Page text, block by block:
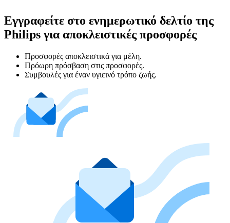
Εγγραφείτε στο ενημερωτικό δελτίο της
Philips για αποκλειστικές προσφορές
Προσφορές αποκλειστικά για μέλη.
Πρόωρη πρόσβαση στις προσφορές.
Συμβουλές για έναν υγιεινό τρόπο ζωής.